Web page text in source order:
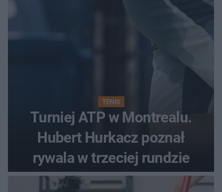
Kamili Skolimowskiej
TENIS
Turniej ATP w Montrealu.
Hubert Hurkacz poznał
rywala w trzeciej rundzie